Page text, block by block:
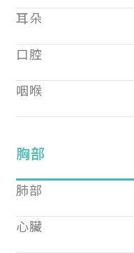
耳朵
口腔
咽喉
胸部
肺部
心臟